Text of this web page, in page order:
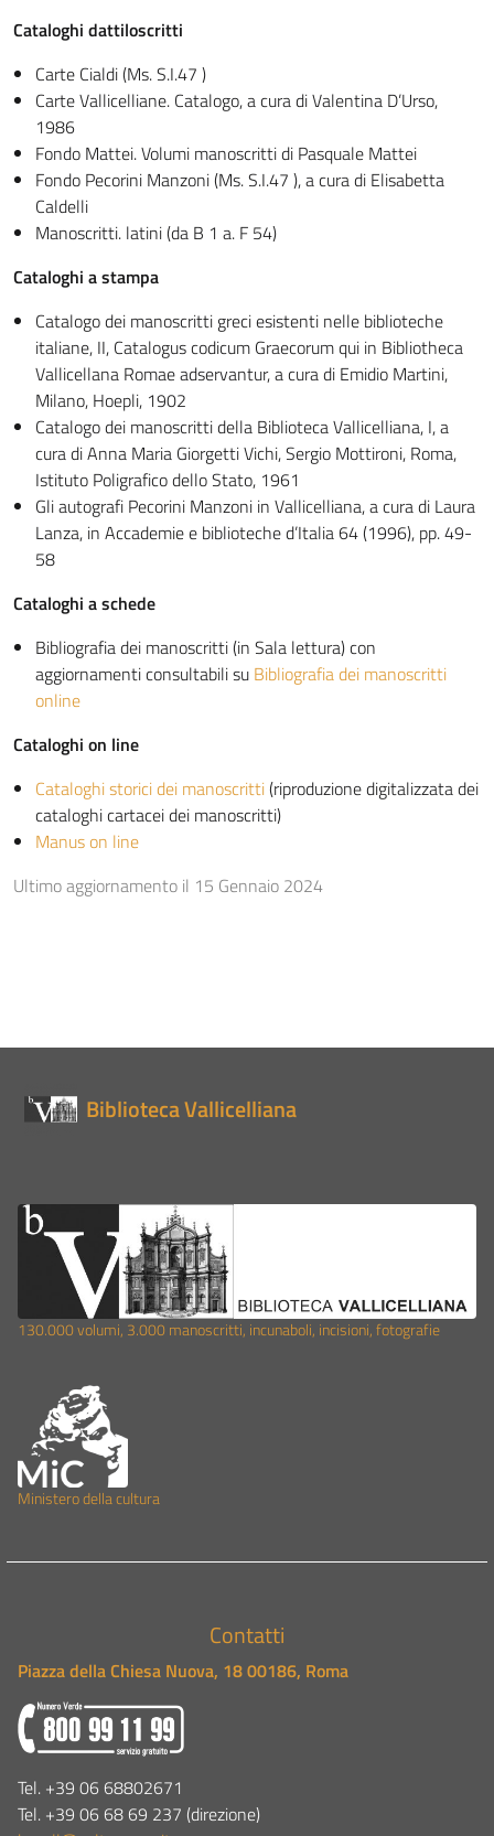
Cataloghi dattiloscritti
Carte Cialdi (Ms. S.I.47 )
Carte Vallicelliane. Catalogo, a cura di Valentina D’Urso,
1986
Fondo Mattei. Volumi manoscritti di Pasquale Mattei
Fondo Pecorini Manzoni (Ms. S.I.47 ), a cura di Elisabetta
Caldelli
Manoscritti. latini (da B 1 a. F 54)
Cataloghi a stampa
Catalogo dei manoscritti greci esistenti nelle biblioteche
italiane, II, Catalogus codicum Graecorum qui in Bibliotheca
Vallicellana Romae adservantur, a cura di Emidio Martini,
Milano, Hoepli, 1902
Catalogo dei manoscritti della Biblioteca Vallicelliana, I, a
cura di Anna Maria Giorgetti Vichi, Sergio Mottironi, Roma,
Istituto Poligrafico dello Stato, 1961
Gli autografi Pecorini Manzoni in Vallicelliana, a cura di Laura
Lanza, in Accademie e biblioteche d’Italia 64 (1996), pp. 49-
58
Cataloghi a schede
Bibliografia dei manoscritti (in Sala lettura) con
aggiornamenti consultabili su Bibliografia dei manoscritti
online
Cataloghi on line
Cataloghi storici dei manoscritti(riproduzione digitalizzata dei
cataloghi cartacei dei manoscritti)
Manus on line
Ultimo aggiornamento il 15 Gennaio 2024
Biblioteca Vallicelliana
130.000 volumi, 3.000 manoscritti, incunaboli, incisioni, fotografie
Ministero della cultura
Contatti
Piazza della Chiesa Nuova, 18 00186, Roma
Tel. +39 06 68802671
Tel. +39 06 68 69 237 (direzione)